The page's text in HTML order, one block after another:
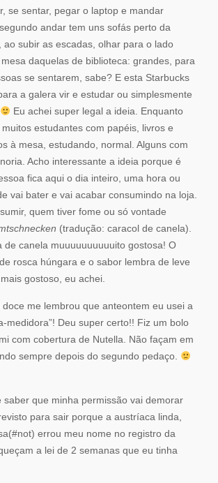
se sentar, pegar o laptop e mandar
andar tem uns sofás perto da
ao subir as escadas, olhar para o lado
daquelas de biblioteca: grandes, para
se sentarem, sabe? E esta Starbucks
a galera vir e estudar ou simplesmente
Eu achei super legal a ideia. Enquanto
estudantes com papéis, livros e
à mesa, estudando, normal. Alguns com
Acho interessante a ideia porque é
fica aqui o dia inteiro, uma hora ou
vai bater e vai acabar consumindo na loja.
quem tiver fome ou só vontade
(tradução: caracol de canela).
de canela muuuuuuuuuuito gostosa! O
rosca húngara e o sabor lembra de leve
gostoso, eu achei.
me lembrou que anteontem eu usei a
medidora”! Deu super certo!! Fiz um bolo
com cobertura de Nutella. Não façam em
sempre depois do segundo pedaço.
saber que minha permissão vai demorar
para sair porque a austríaca linda,
errou meu nome no registro da
a lei de 2 semanas que eu tinha